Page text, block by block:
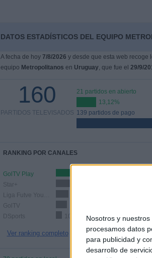
Nosotros y nuestros
procesamos datos
para publicidad y
desarrollo de
DATOS ESTADÍSTICOS DEL EQUIPO
A fecha de hoy 7/8/2026 y desde que esta web recoge
equipo Metropolitanos en Uruguay, que fue el 29/9/
160
PARTIDOS TELEVISADOS
21 partidos en abierto
13,12%
139 partidos de pago
RANKING POR CANALES
GolTV Play
Star+
GolTV
DSports
10 (6,25%)
Ver ranking completo